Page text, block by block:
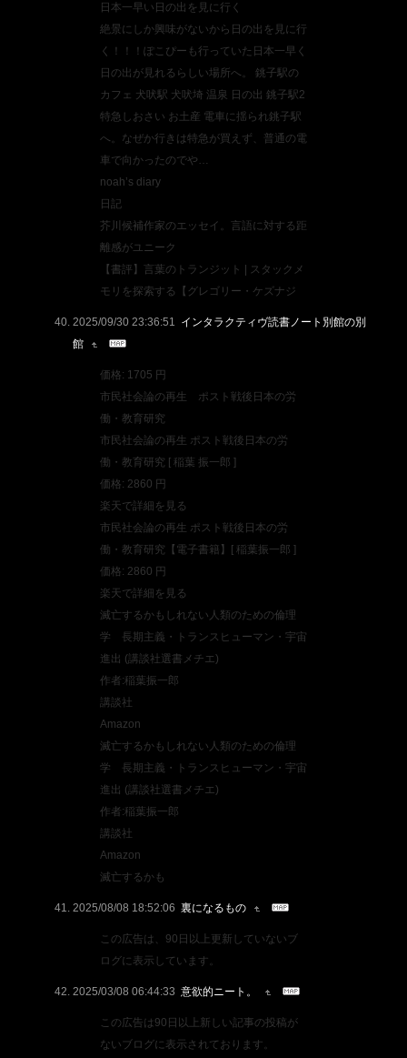
日本一早い日の出を見に行く
絶景にしか興味がないから日の出を見に行
く！！！ぽこぴーも行っていた日本一早く
日の出が見れるらしい場所へ。 銚子駅の
カフェ 犬吠駅 犬吠埼 温泉 日の出 銚子駅2
特急しおさい お土産 電車に揺られ銚子駅
へ。なぜか行きは特急が買えず、普通の電
車で向かったのでや…
noah’s diary
日記
芥川候補作家のエッセイ。言語に対する距
離感がユニーク
【書評】言葉のトランジット | スタックメ
モリを探索する【グレゴリー・ケズナジ
2025/09/30 23:36:51 インタラクティヴ読書ノート別館の別
館
価格: 1705 円
市民社会論の再生 ポスト戦後日本の労
働・教育研究
市民社会論の再生 ポスト戦後日本の労
働・教育研究 [ 稲葉 振一郎 ]
価格: 2860 円
楽天で詳細を見る
市民社会論の再生 ポスト戦後日本の労
働・教育研究【電子書籍】[ 稲葉振一郎 ]
価格: 2860 円
楽天で詳細を見る
滅亡するかもしれない人類のための倫理
学 長期主義・トランスヒューマン・宇宙
進出 (講談社選書メチエ)
作者:稲葉振一郎
講談社
Amazon
滅亡するかもしれない人類のための倫理
学 長期主義・トランスヒューマン・宇宙
進出 (講談社選書メチエ)
作者:稲葉振一郎
講談社
Amazon
滅亡するかも
2025/08/08 18:52:06 裏になるもの
この広告は、90日以上更新していないブ
ログに表示しています。
2025/03/08 06:44:33 意欲的ニート。
この広告は90日以上新しい記事の投稿が
ないブログに表示されております。